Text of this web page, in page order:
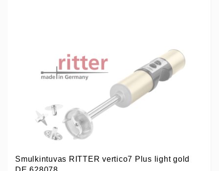
Smulkintuvas RITTER vertico7 Plus light gold